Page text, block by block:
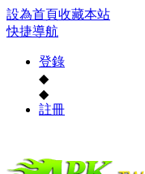
設為首頁收藏本站
快捷導航
登錄
◆
◆
註冊